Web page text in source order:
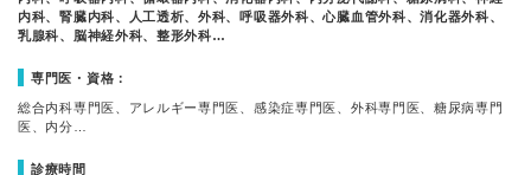
内科、腎臓内科、人工透析、外科、呼吸器外科、心臓血管外科、消化器外科、
乳腺科、脳神経外科、整形外科…
専門医・資格：
総合内科専門医、アレルギー専門医、感染症専門医、外科専門医、糖尿病専門
医、内分…
診療時間